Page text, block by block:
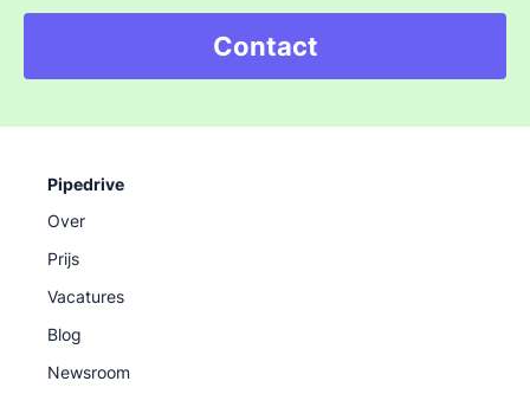
Contact
Pipedrive
Over
Prijs
Vacatures
Blog
Newsroom